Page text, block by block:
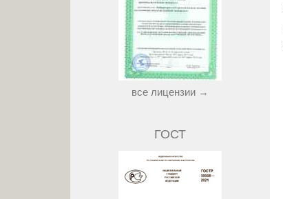
все лицензии →
ГОСТ